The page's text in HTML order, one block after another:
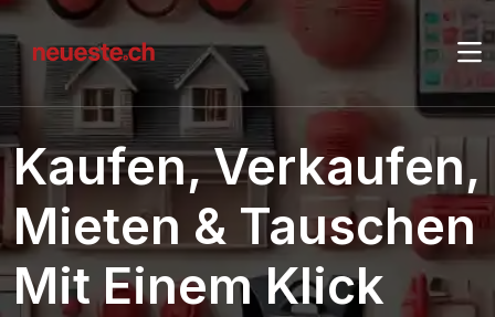
Kaufen, Verkaufen,
Mieten & Tauschen
Mit Einem Klick